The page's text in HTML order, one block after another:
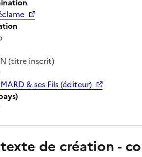
(titre inscrit)
& ses Fils (éditeur)
de création -